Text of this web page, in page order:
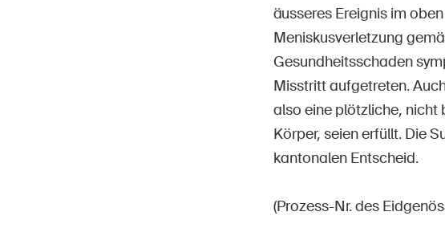
äusseres Ereignis im
Meniskusverletzung
Gesundheitsschaden
Misstritt aufgetreten.
also eine plötzliche, nicht
Körper, seien erfüllt. Die
kantonalen Entscheid.
(Prozess-Nr. des